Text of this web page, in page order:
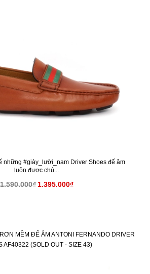
những #giày_lười_nam Driver Shoes đế âm
luôn được chú...
1.590.000₫ 1.395.000₫
MỀM ĐẾ ÂM ANTONI FERNANDO DRIVER
AF40322 (SOLD OUT - SIZE 43)